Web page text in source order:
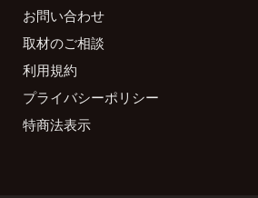
お問い合わせ
取材のご相談
利用規約
プライバシーポリシー
特商法表示